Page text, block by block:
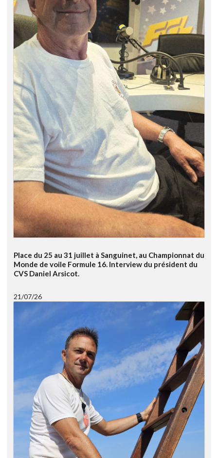
Place du 25 au 31 juillet à Sanguinet, au Championnat du
Monde de voile Formule 16. Interview du président du
CVS Daniel Arsicot.
21/07/26